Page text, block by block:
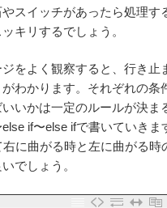
スイッチがあったら処理す
キリするでしょう。
をよく観察すると、行き止
わかります。それぞれの条
いかは一定のルールが決ま
if〜else ifで書いていきま
に曲がる時と左に曲がる時
でしょう。